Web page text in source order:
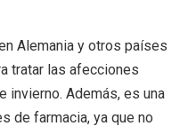
Alemania y otros países
tratar las afecciones
Además, es una
de farmacia, ya que no